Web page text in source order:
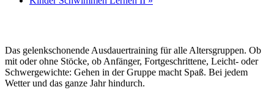
Das gelenkschonende Ausdauertraining für alle Altersgruppen. Ob
mit oder ohne Stöcke, ob Anfänger, Fortgeschrittene, Leicht- oder
Schwergewichte: Gehen in der Gruppe macht Spaß. Bei jedem
Wetter und das ganze Jahr hindurch.